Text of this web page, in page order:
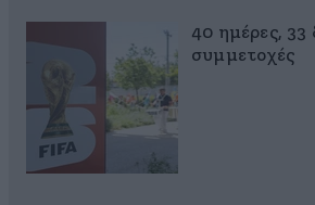
40 ημέρες, 33
συμμετοχές